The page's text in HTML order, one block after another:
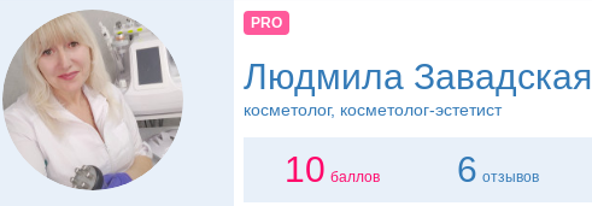
PRO
Людмила Завадская
косметолог, косметолог-эстетист
10 баллов 6 отзывов